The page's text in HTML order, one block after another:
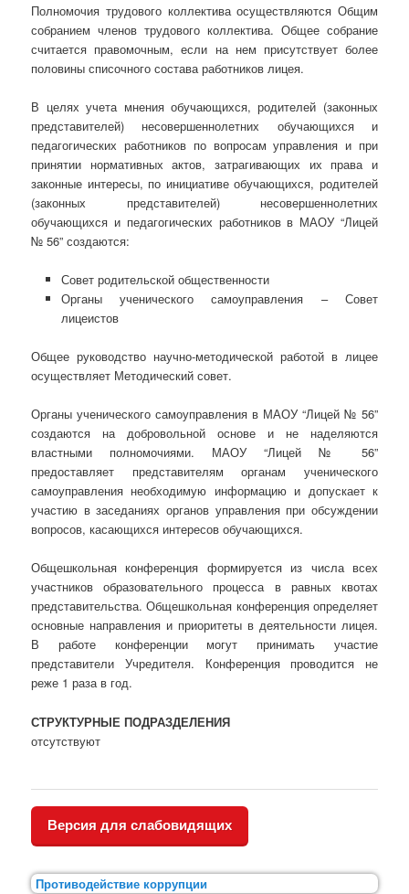
Полномочия трудового коллектива осуществляются Общим
собранием членов трудового коллектива. Общее собрание
считается правомочным, если на нем присутствует более
половины списочного состава работников лицея.
В целях учета мнения обучающихся, родителей (законных
представителей) несовершеннолетних обучающихся и
педагогических работников по вопросам управления и при
принятии нормативных актов, затрагивающих их права и
законные интересы, по инициативе обучающихся, родителей
(законных представителей) несовершеннолетних
обучающихся и педагогических работников в МАОУ “Лицей
№ 56” создаются:
Совет родительской общественности
Органы ученического самоуправления – Совет
лицеистов
Общее руководство научно-методической работой в лицее
осуществляет Методический совет.
Органы ученического самоуправления в МАОУ “Лицей № 56”
создаются на добровольной основе и не наделяются
властными полномочиями. МАОУ “Лицей № 56”
предоставляет представителям органам ученического
самоуправления необходимую информацию и допускает к
участию в заседаниях органов управления при обсуждении
вопросов, касающихся интересов обучающихся.
Общешкольная конференция формируется из числа всех
участников образовательного процесса в равных квотах
представительства. Общешкольная конференция определяет
основные направления и приоритеты в деятельности лицея.
В работе конференции могут принимать участие
представители Учредителя. Конференция проводится не
реже 1 раза в год.
СТРУКТУРНЫЕ ПОДРАЗДЕЛЕНИЯ
отсутствуют
Версия для слабовидящих
Противодействие коррупции